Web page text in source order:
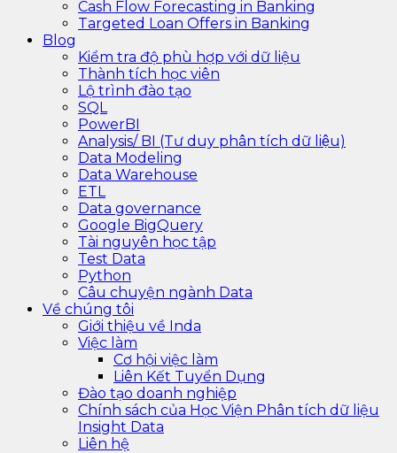
Cash Flow Forecasting in Banking
Targeted Loan Offers in Banking
Blog
Kiểm tra độ phù hợp với dữ liệu
Thành tích học viên
Lộ trình đào tạo
SQL
PowerBI
Analysis/ BI (Tư duy phân tích dữ liệu)
Data Modeling
Data Warehouse
ETL
Data governance
Google BigQuery
Tài nguyên học tập
Test Data
Python
Câu chuyện ngành Data
Về chúng tôi
Giới thiệu về Inda
Việc làm
Cơ hội việc làm
Liên Kết Tuyển Dụng
Đào tạo doanh nghiệp
Chính sách của Học Viện Phân tích dữ liệu
Insight Data
Liên hệ